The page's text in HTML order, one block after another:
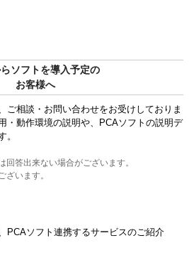
ソフトを導入予定の
お客様へ
ご相談・お問い合わせをお受けしておりま
・動作環境の説明や、PCAソフトの説明デ
。
答出来ない場合がございます。
います。
PCAソフト連携するサービスのご紹介